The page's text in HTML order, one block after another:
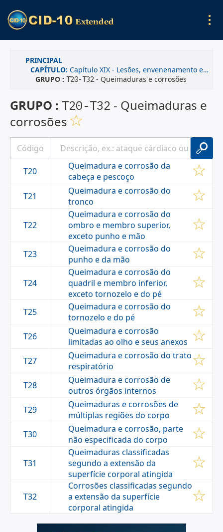
PRINCIPAL
CAPÍTULO: Capítulo XIX - Lesões, envenenamento e algumas outras conseqüências de causas externas
GRUPO : T20-T32 - Queimaduras e corrosões
GRUPO : T20-T32 - Queimaduras e
corrosões
T20
Queimadura e corrosão da
cabeça e pescoço
T21
Queimadura e corrosão do
tronco
T22
Queimadura e corrosão do
ombro e membro superior,
exceto punho e mão
T23
Queimadura e corrosão do
punho e da mão
T24
Queimadura e corrosão do
quadril e membro inferior,
exceto tornozelo e do pé
T25
Queimadura e corrosão do
tornozelo e do pé
T26
Queimadura e corrosão
limitadas ao olho e seus anexos
T27
Queimadura e corrosão do trato
respiratório
T28
Queimadura e corrosão de
outros órgãos internos
T29
Queimaduras e corrosões de
múltiplas regiões do corpo
T30
Queimadura e corrosão, parte
não especificada do corpo
T31
Queimaduras classificadas
segundo a extensão da
superfície corporal atingida
T32
Corrosões classificadas segundo
a extensão da superfície
corporal atingida